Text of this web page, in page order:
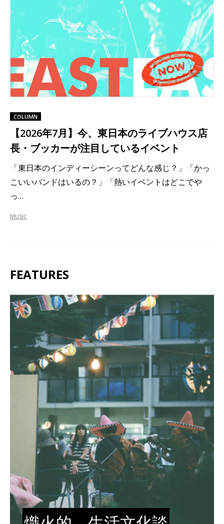
COLUMN
【2026年7月】今、東日本のライブハウス店
長・ブッカーが注目しているイベント
「東日本のインディーシーンってどんな感じ？」「かっ
こいいバンドはいるの？」「熱いイベントはどこでや
っ…
MUSIC
FEATURES